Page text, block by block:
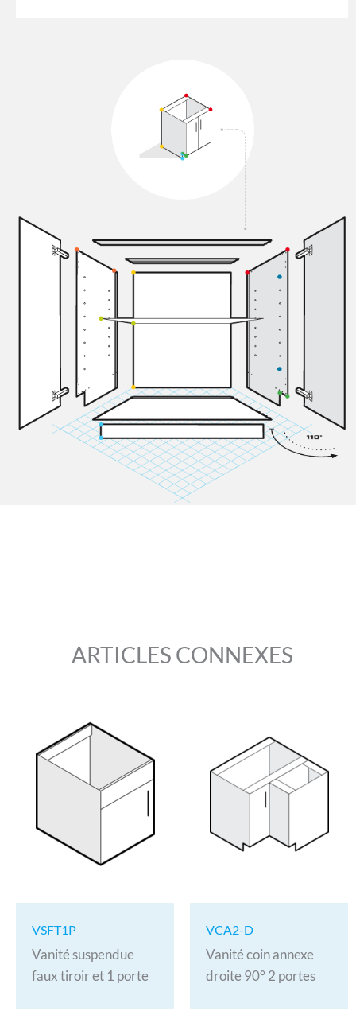
ARTICLES CONNEXES
VSFT1P
Vanité suspendue
faux tiroir et 1 porte
VCA2-D
Vanité coin annexe
droite 90° 2 portes